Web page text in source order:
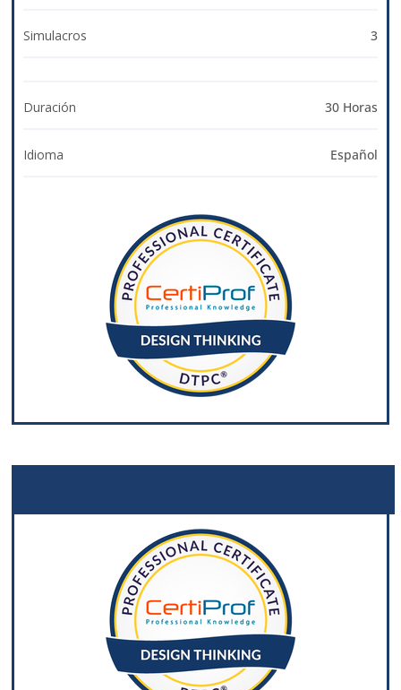
Simulacros 3
Duración 30 Horas
Idioma Español